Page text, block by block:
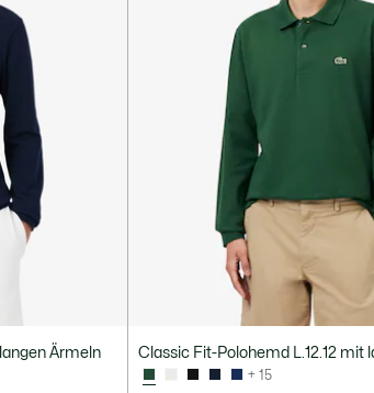
Ärmeln Classic Fit-Polohemd L.12.12 mit
+ 15